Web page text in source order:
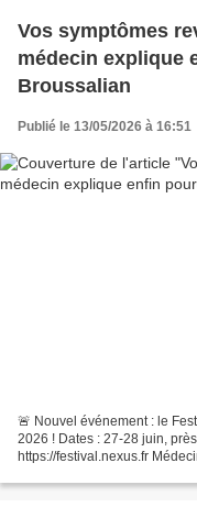
pluie, sable, lichens, poils de
Vos symptômes
médecin explique
Broussalian
Publié le 13/05/2026 à 16:51
🚨 Nouvel événement : le
2026 ! Dates : 27-28 juin,
https://festival.nexus.fr